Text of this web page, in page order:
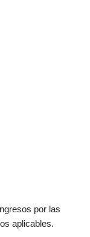
por las
aplicables.